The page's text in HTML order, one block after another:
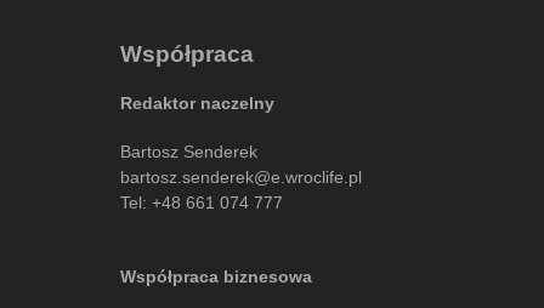
Współpraca
Redaktor naczelny
Bartosz Senderek
bartosz.senderek@e.wroclife.pl
Tel: +48 661 074 777
Współpraca biznesowa